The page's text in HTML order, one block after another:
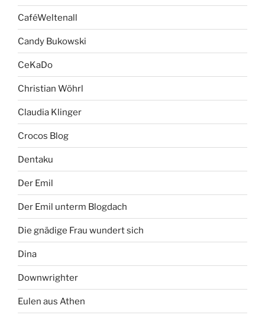
CaféWeltenall
Candy Bukowski
CeKaDo
Christian Wöhrl
Claudia Klinger
Crocos Blog
Dentaku
Der Emil
Der Emil unterm Blogdach
Die gnädige Frau wundert sich
Dina
Downwrighter
Eulen aus Athen